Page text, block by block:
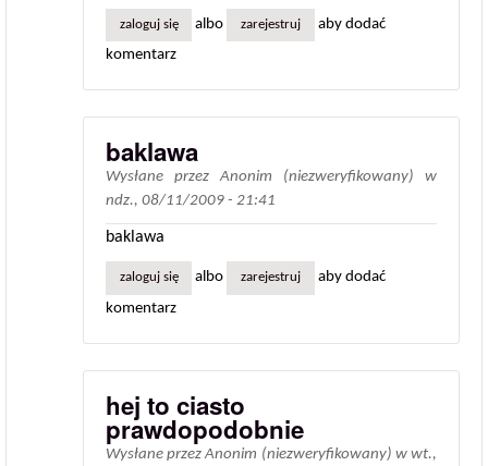
zaloguj się albo zarejestruj
aby dodać
komentarz
baklawa
Wysłane przezAnonim (niezweryfikowany) w
ndz., 08/11/2009 - 21:41
baklawa
zaloguj się albo zarejestruj
aby dodać
komentarz
hej to ciasto
prawdopodobnie
Wysłane przezAnonim (niezweryfikowany) wwt.,